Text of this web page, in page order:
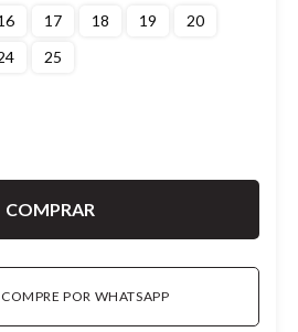
17 18 19
20
25
POR WHATSAPP